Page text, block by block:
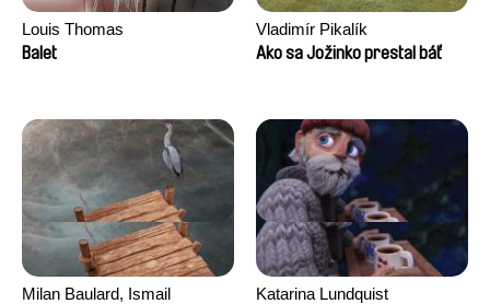
Louis Thomas
Balet
Vladimír Pikalík
Ako sa Jožinko prestal báť
Milan Baulard, Ismail
Katarina Lundquist